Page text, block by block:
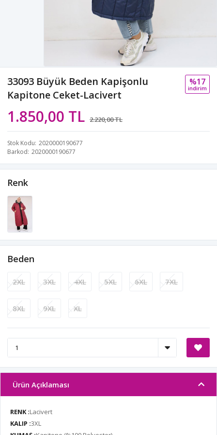
33093 Büyük Beden Kapişonlu
Kapitone Ceket-Lacivert
1.850,00 TL 2.220,00 TL
%17
i̇ndi̇ri̇m
Stok Kodu 2020000190677
Barkod 2020000190677
Renk
Beden
2XL 3XL 4XL 5XL 6XL 7XL
8XL 9XL XL
Ürün Açıklaması
RENK :Lacivert
KALIP :3XL